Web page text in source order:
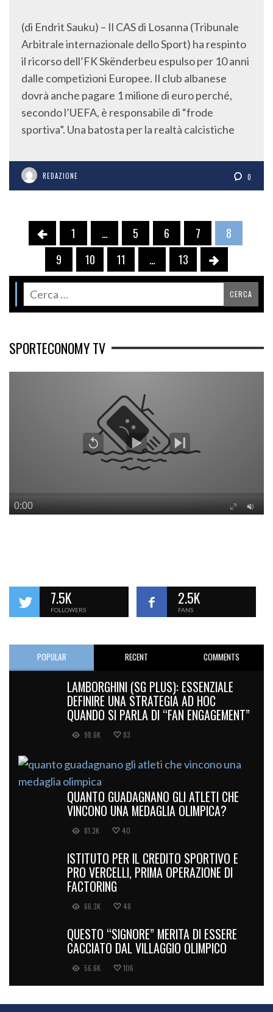
(di Endrit Sauku) – Il CAS di Losanna (Tribunale
Arbitrale internazionale dello Sport) ha respinto
il ricorso dell’FK Skënderbeu espulso per 10 anni
dalle competizioni Europee. Il club albanese
dovrà anche pagare 1 milione di euro perché,
secondo l’UEFA, è responsabile di “frode
sportiva”. Una batosta per la realtà calcistiche
REDAZIONE 0
1 … 5 6 7
8
9
10 11 … 13
SPORTECONOMY TV
7.5K
FOLLOWERS
2.5K
FANS
POPULAR RECENT COMMENTS
LAMBORGHINI (SG PLUS): ESSENZIALE
DEFINIRE UNA STRATEGIA AD HOC
QUANDO SI PARLA DI “FAN ENGAGEMENT”
98.6K 83
QUANTO GUADAGNANO GLI ATLETI CHE
VINCONO UNA MEDAGLIA OLIMPICA?
81.3K 40
ISTITUTO PER IL CREDITO SPORTIVO E
PRO VERCELLI, PRIMA OPERAZIONE DI
FACTORING
66.3K 48
QUESTO “SIGNORE” MERITA DI ESSERE
CACCIATO DAL VILLAGGIO OLIMPICO
56.6K 106